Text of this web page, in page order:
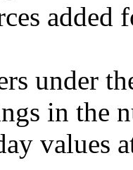
under
in the
values